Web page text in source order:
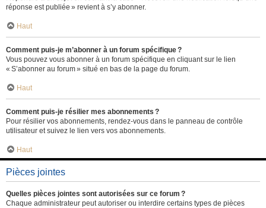
réponse est publiée » revient à s’y abonner.
Haut
Comment puis-je m’abonner à un forum spécifique ?
Vous pouvez vous abonner à un forum spécifique en cliquant sur le lien
« S’abonner au forum » situé en bas de la page du forum.
Haut
Comment puis-je résilier mes abonnements ?
Pour résilier vos abonnements, rendez-vous dans le panneau de contrôle
utilisateur et suivez le lien vers vos abonnements.
Haut
Pièces jointes
Quelles pièces jointes sont autorisées sur ce forum ?
Chaque administrateur peut autoriser ou interdire certains types de pièces